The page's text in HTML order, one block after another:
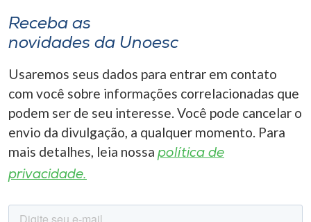
Receba as
novidades da Unoesc
Usaremos seus dados para entrar em contato
com você sobre informações correlacionadas que
podem ser de seu interesse. Você pode cancelar o
envio da divulgação, a qualquer momento. Para
mais detalhes, leia nossa política de
privacidade.